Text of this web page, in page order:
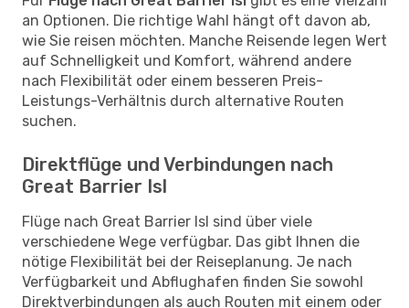
an Optionen. Die richtige Wahl hängt oft davon ab,
wie Sie reisen möchten. Manche Reisende legen Wert
auf Schnelligkeit und Komfort, während andere
nach Flexibilität oder einem besseren Preis-
Leistungs-Verhältnis durch alternative Routen
suchen.
Direktflüge und Verbindungen nach
Great Barrier Isl
Flüge nach Great Barrier Isl sind über viele
verschiedene Wege verfügbar. Das gibt Ihnen die
nötige Flexibilität bei der Reiseplanung. Je nach
Verfügbarkeit und Abflughafen finden Sie sowohl
Direktverbindungen als auch Routen mit einem oder